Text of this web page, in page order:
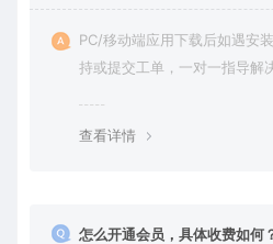
PC/移动端应用下载后如遇安
持或提交工单，一对一指导解
查看详情
怎么开通会员，具体收费如何